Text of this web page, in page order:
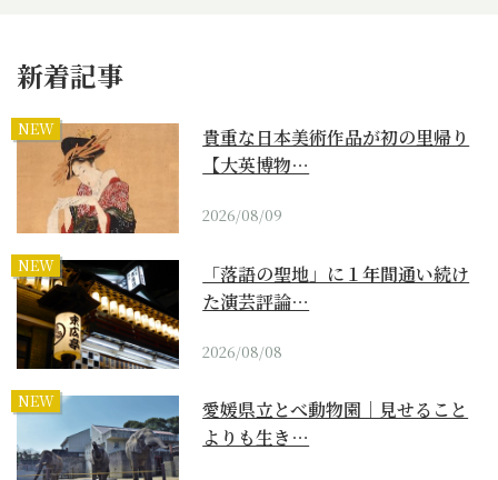
新着記事
NEW
貴重な日本美術作品が初の里帰り
【大英博物…
2026/08/09
NEW
「落語の聖地」に１年間通い続け
た演芸評論…
2026/08/08
NEW
愛媛県立とべ動物園｜見せること
よりも生き…